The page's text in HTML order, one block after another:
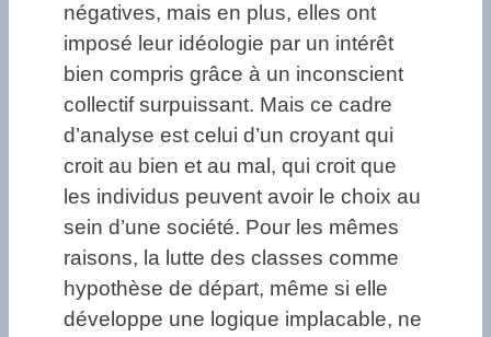
négatives, mais en plus, elles ont
imposé leur idéologie par un intérêt
bien compris grâce à un inconscient
collectif surpuissant. Mais ce cadre
d’analyse est celui d’un croyant qui
croit au bien et au mal, qui croit que
les individus peuvent avoir le choix au
sein d’une société. Pour les mêmes
raisons, la lutte des classes comme
hypothèse de départ, même si elle
développe une logique implacable, ne